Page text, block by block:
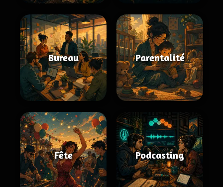
Bureau Parentalité
Fête Podcasting